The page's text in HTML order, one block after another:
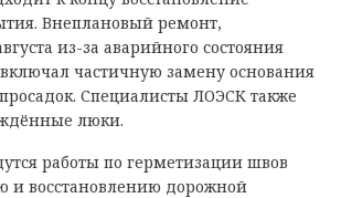
Внеплановый ремонт,
из-за аварийного состояния
частичную замену основания
Специалисты ЛОЭСК также
люки.
работы по герметизации швов
и восстановлению дорожной